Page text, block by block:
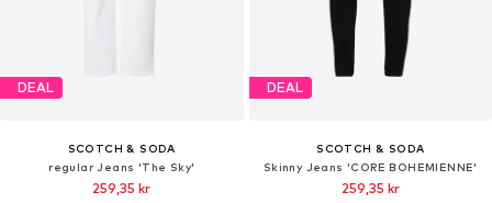
DEAL
SCOTCH & SODA
regular Jeans 'The Sky'
259,35 kr
DEAL
SCOTCH & SODA
Skinny Jeans 'CORE BOHEMIENNE'
259,35 kr